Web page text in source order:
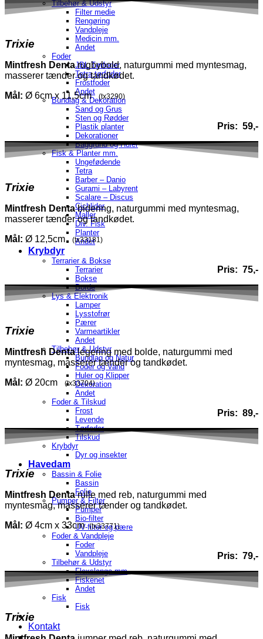
Tilbehør & Udstyr
Filter medie
Rengøring
Vandpleje
Medicin mm.
Andet
Foder
JBL Tørfoder
Tetra tørfoder
Frostfoder
Andet
Bundlag & Dekoration
Sand og Grus
Sten og Rødder
Plastik planter
Dekorationer
Baggrund og Huler
Fisk & Planter mm.
Ungefødende
Tetra
Barber – Danio
Gurami – Labyrent
Scalare – Discus
Cichlider
Maller
Div. Fisk
Planter
Andet
Krybdyr
Terrarier & Bokse
Terrarier
Bokse
Borde
Lys & Elektronik
Lamper
Lysstofrør
Pærer
Varmeartikler
Andet
Tilbehør & Udstyr
Bundlag og Natur
Foder og Vand
Huler og Klipper
Dekoration
Andet
Foder & Tilskud
Frost
Levende
Tørfoder
Tilskud
Krybdyr
Dyr og insekter
Havedam
Bassin & Folie
Bassin
Folie
Pumper & Filter
Pumper
Bio-filter
UV-filter og pære
Foder & Vandpleje
Foder
Vandpleje
Tilbehør & Udstyr
Flexslange mm
Fiskenet
Andet
Fisk
Fisk
Kontakt
Trixie
Mintfresh Dentarugbybold, naturgummi med myntesmag,
masserer tænder og tandkødet.
Mål: Ø 6cm x 11,5cm (tx3290)
Pris: 59,-
Trixie
Mintfresh Dentabidering, naturgummi med myntesmag,
masserer tænder og tandkødet.
Mål: Ø 12,5cm (tx33181)
Pris: 75,-
Trixie
Mintfresh Dentalegering med bolde, naturgummi med
myntesmag, masserer tænder og tandkødet.
Mål: Ø 20cm (tx33704)
Pris: 89,-
Trixie
Mintfresh Dentarulle med reb, naturgummi med
myntesmag, masserer tænder og tandkødet.
Mål: Ø 4cm x 33cm(tx33771)
Pris: 79,-
Trixie